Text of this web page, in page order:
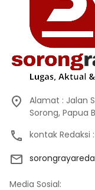
Alamat : Jalan
Sorong, Papua
kontak Redaksi
Media Sosial: